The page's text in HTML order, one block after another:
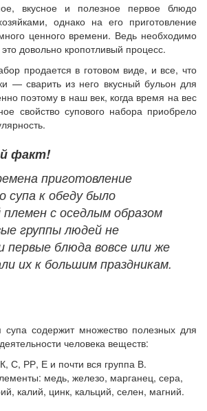
вкусное и полезное первое блюдо
однако на его приготовление
ценного времени. Ведь необходимо
довольно кропотливый процесс.
продается в готовом виде, и все, что
— сварить из него вкусный бульон для
поэтому в наш век, когда время на вес
свойство супового набора приобрело
факт!
приготовление
супа к обеду было
племен с оседлым образом
группы людей не
первые блюда вовсе или же
их к большим праздникам.
содержит множество полезных для
человека веществ:
С, РР, Е и почти вся группа В.
медь, железо, марганец, сера,
калий, цинк, кальций, селен, магний.